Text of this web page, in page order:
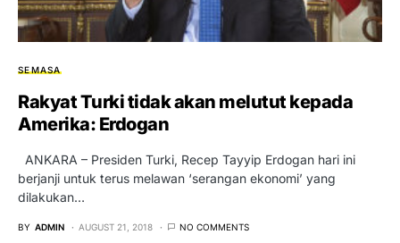
SEMASA
Rakyat Turki tidak akan melutut kepada
Amerika: Erdogan
ANKARA – Presiden Turki, Recep Tayyip Erdogan hari ini
berjanji untuk terus melawan ‘serangan ekonomi’ yang
dilakukan…
BY ADMIN AUGUST 21, 2018 NO COMMENTS